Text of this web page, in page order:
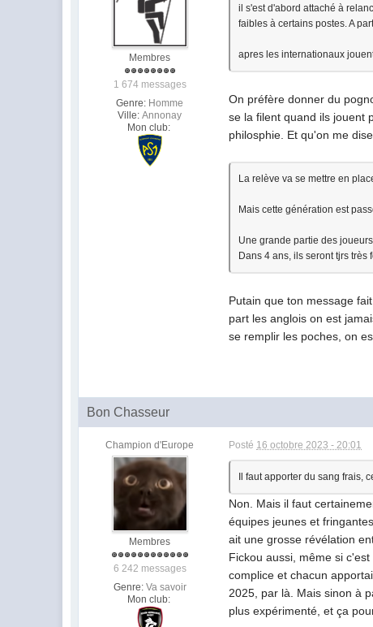
Membres
1 674 messages
Genre: Homme
Ville: Annonay
Mon club:
il s'est d'abord attaché à
faibles à certains postes. A
apres les internationaux
On préfère donner du
se la filent quand ils jouent
philosphie. Et qu'on me
La relève va se mettre en
Mais cette génération est
Une grande partie des
Dans 4 ans, ils seront tjrs
Putain que ton message
part les anglois on est
se remplir les poches, on
Bon Chasseur
Champion d'Europe
Membres
6 242 messages
Genre: Va savoir
Mon club:
Posté 16 octobre 2023 - 20:01
Il faut apporter du sang frais,
Non. Mais il faut
équipes jeunes et
ait une grosse révélation
Fickou aussi, même si
complice et chacun
2025, par là. Mais sinon à
plus expérimenté, et ça